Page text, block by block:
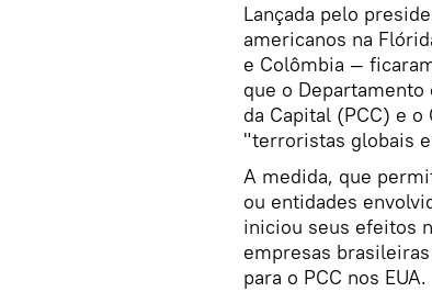
Lançada pelo
americanos na
e Colômbia —
que o Departamento
da Capital (PCC) e
"terroristas globais
A medida, que
ou entidades
iniciou seus efeitos
empresas
para o PCC nos EUA.